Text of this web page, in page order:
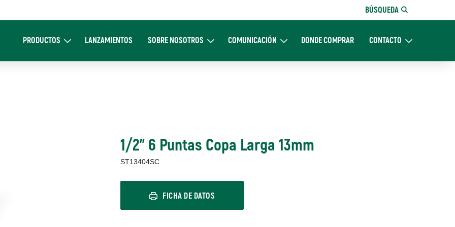
BÚSQUEDA
navigation
PRODUCTOSExpand ProductosLANZAMIENTOS SOBRE NOSOTROSExpand Sobre NosotrosCOMUNICACIÓNExpand ComunicaciónDONDE COMPRAR CONTACTOExpand CONTACTO
1/2" 6 Puntas Copa Larga 13mm
ST13404SC
FICHA DE DATOS